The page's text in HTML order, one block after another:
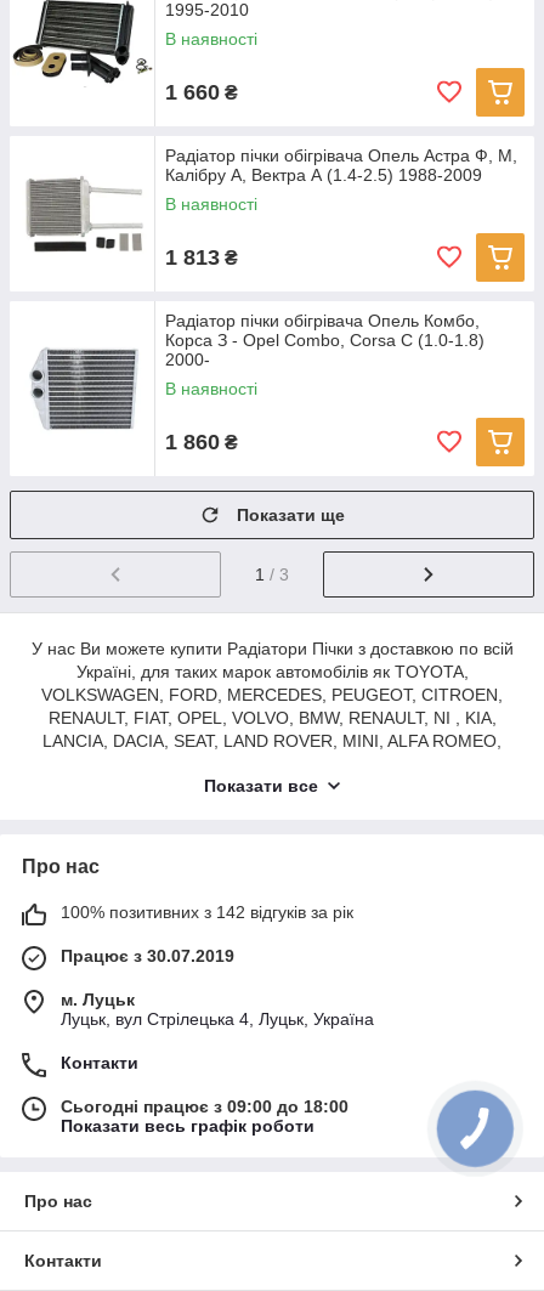
1995-2010
В наявності
1 660 ₴
Радіатор пічки обігрівача Опель Астра Ф, М,
Калібру А, Вектра А (1.4-2.5) 1988-2009
В наявності
1 813 ₴
Радіатор пічки обігрівача Опель Комбо,
Корса З - Opel Combo, Corsa C (1.0-1.8)
2000-
В наявності
1 860 ₴
Показати ще
1 / 3
У нас Ви можете купити Радіатори Пічки з доставкою по всій
Україні, для таких марок автомобілів як TOYOTA,
VOLKSWAGEN, FORD, MERCEDES, PEUGEOT, CITROEN,
RENAULT, FIAT, OPEL, VOLVO, BMW, RENAULT, NI , KIA,
LANCIA, DACIA, SEAT, LAND ROVER, MINI, ALFA ROMEO,
інші.
Показати все
Про нас
100% позитивних з 142 відгуків за рік
Працює з 30.07.2019
м. Луцьк
Луцьк, вул Стрілецька 4, Луцьк, Україна
Контакти
Сьогодні працює з 09:00 до 18:00
Показати весь графік роботи
Про нас
Контакти